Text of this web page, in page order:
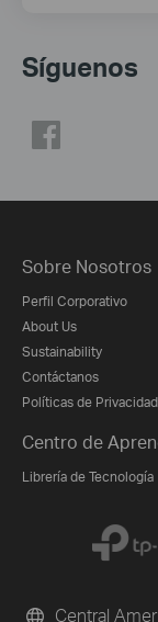
Síguenos
Sobre Nosotros
Perfil Corporativo
About Us
Sustainability
Contáctanos
Políticas de Privacidad
Centro de
Librería de Tecnología
Central